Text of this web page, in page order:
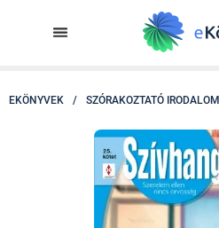
EKÖNYVEK / SZÓRAKOZTATÓ IRODALOM